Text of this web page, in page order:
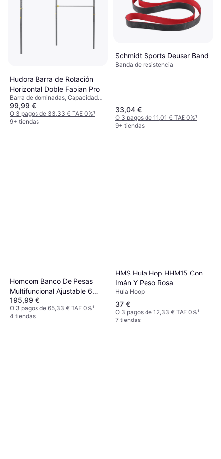
Hudora Barra de Rotación
Horizontal Doble Fabian Pro
Barra de dominadas, Capacidad
de carga (máx) 100 kg
99,99 €
O 3 pagos de 33,33 € TAE 0%¹
9+ tiendas
Schmidt Sports Deuser Band
Banda de resistencia
33,04 €
O 3 pagos de 11,01 € TAE 0%¹
9+ tiendas
Homcom Banco De Pesas
Multifuncional Ajustable 6
Posiciones
195,99 €
O 3 pagos de 65,33 € TAE 0%¹
4 tiendas
HMS Hula Hop HHM15 Con
Imán Y Peso Rosa
Hula Hoop
37 €
O 3 pagos de 12,33 € TAE 0%¹
7 tiendas